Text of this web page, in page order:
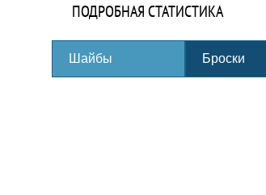
ПОДРОБНАЯ СТАТИСТИКА
Шайбы Броски